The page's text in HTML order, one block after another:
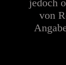
jedoch
von